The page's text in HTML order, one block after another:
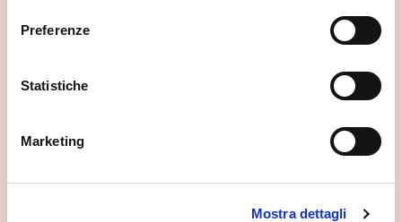
Preferenze
Statistiche
Marketing
Mostra dettagli